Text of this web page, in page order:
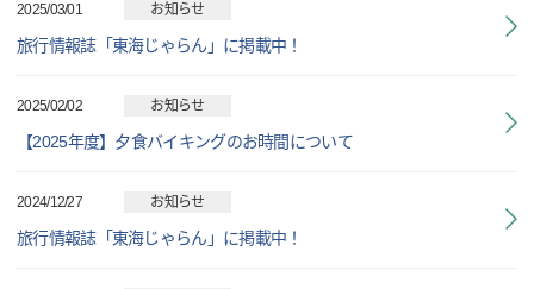
2025/03/01 お知らせ
旅行情報誌「東海じゃらん」に掲載中！
2025/02/02 お知らせ
【2025年度】夕食バイキングのお時間について
2024/12/27 お知らせ
旅行情報誌「東海じゃらん」に掲載中！